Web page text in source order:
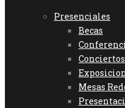
Presenciales
Becas
Conciertos
Mesas